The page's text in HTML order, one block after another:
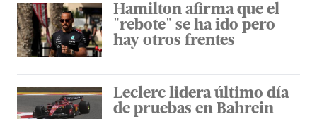
Hamilton afirma que el
"rebote" se ha ido pero
hay otros frentes
Leclerc lidera último día
de pruebas en Bahrein